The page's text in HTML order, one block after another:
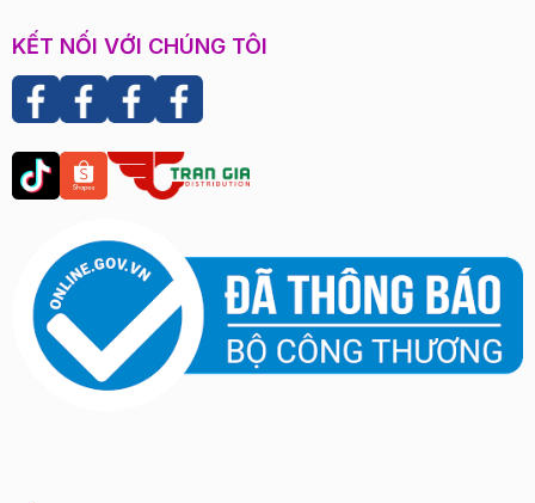
KẾT NỐI VỚI CHÚNG TÔI